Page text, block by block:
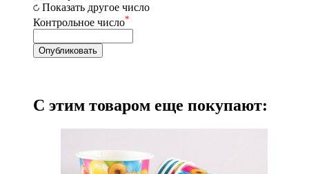
Показать другое число
Контрольное число*
С этим товаром еще покупают: